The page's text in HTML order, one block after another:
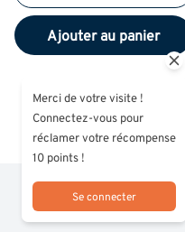
Ajouter au panier
Merci de votre visite !
Connectez-vous pour
réclamer votre récompense
10 points !
Se connecter